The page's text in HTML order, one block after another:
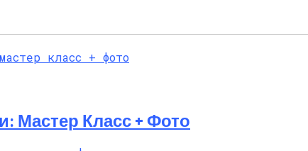
Мастер Класс + Фото